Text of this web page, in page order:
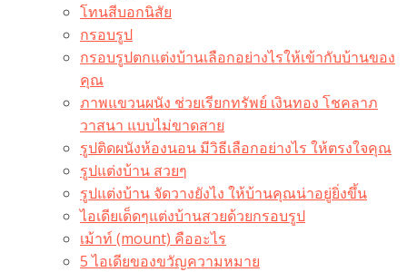
โทนสีบอกนิสัย
กรอบรูป
กรอบรูปตกแต่งบ้านเลือกอย่างไรให้เข้ากับบ้านของ
คุณ
ภาพแขวนผนัง ช่วยเรียกทรัพย์ เงินทอง โชคลาภ
วาสนา แบบไม่ขาดสาย
รูปติดผนังห้องนอน มีวิธีเลือกอย่างไร ให้ตรงใจคุณ
รูปแต่งบ้าน สวยๆ
รูปแต่งบ้าน จัดวางยังไง ให้บ้านคุณน่าอยู่ยิ่งขึ้น
ไอเดียเด็ดๆแต่งบ้านสวยด้วยกรอบรูป
เม้าท์ (mount) คืออะไร​
5 ไอเดียของขวัญความหมาย